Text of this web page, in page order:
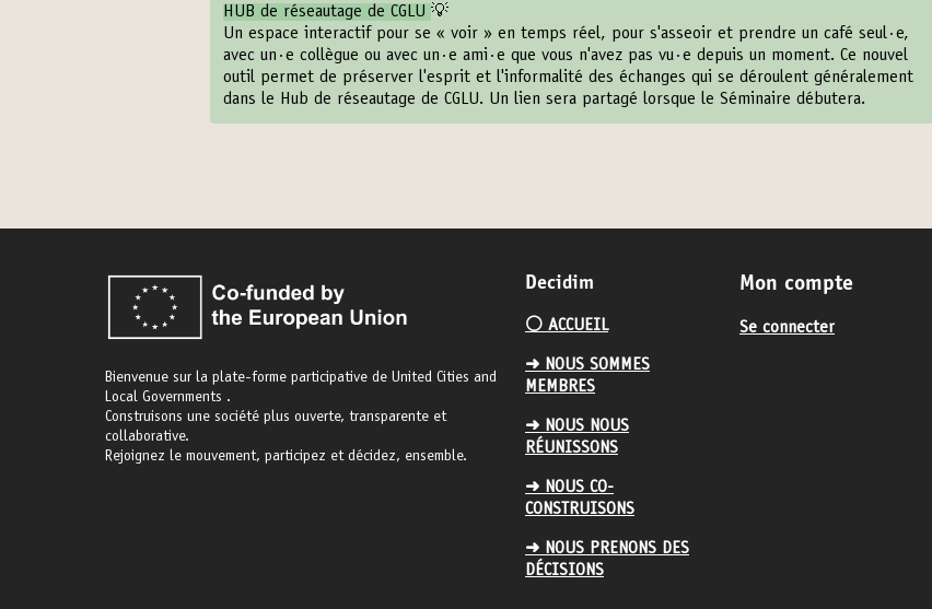
HUB de réseautage de CGLU 💡
Un espace interactif pour se « voir » en temps réel, pour s'asseoir et prendre un café seul·e,
avec un·e collègue ou avec un·e ami·e que vous n'avez pas vu·e depuis un moment. Ce nouvel
outil permet de préserver l'esprit et l'informalité des échanges qui se déroulent généralement
dans le Hub de réseautage de CGLU. Un lien sera partagé lorsque le Séminaire débutera.
Bienvenue sur la plate-forme participative de United Cities and
Local Governments .
Construisons une société plus ouverte, transparente et
collaborative.
Rejoignez le mouvement, participez et décidez, ensemble.
Decidim
⚪️ ACCUEIL
➜ NOUS SOMMES
MEMBRES
➜ NOUS NOUS
RÉUNISSONS
➜ NOUS CO-
CONSTRUISONS
➜ NOUS PRENONS DES
DÉCISIONS
Mon compte
Se connecter